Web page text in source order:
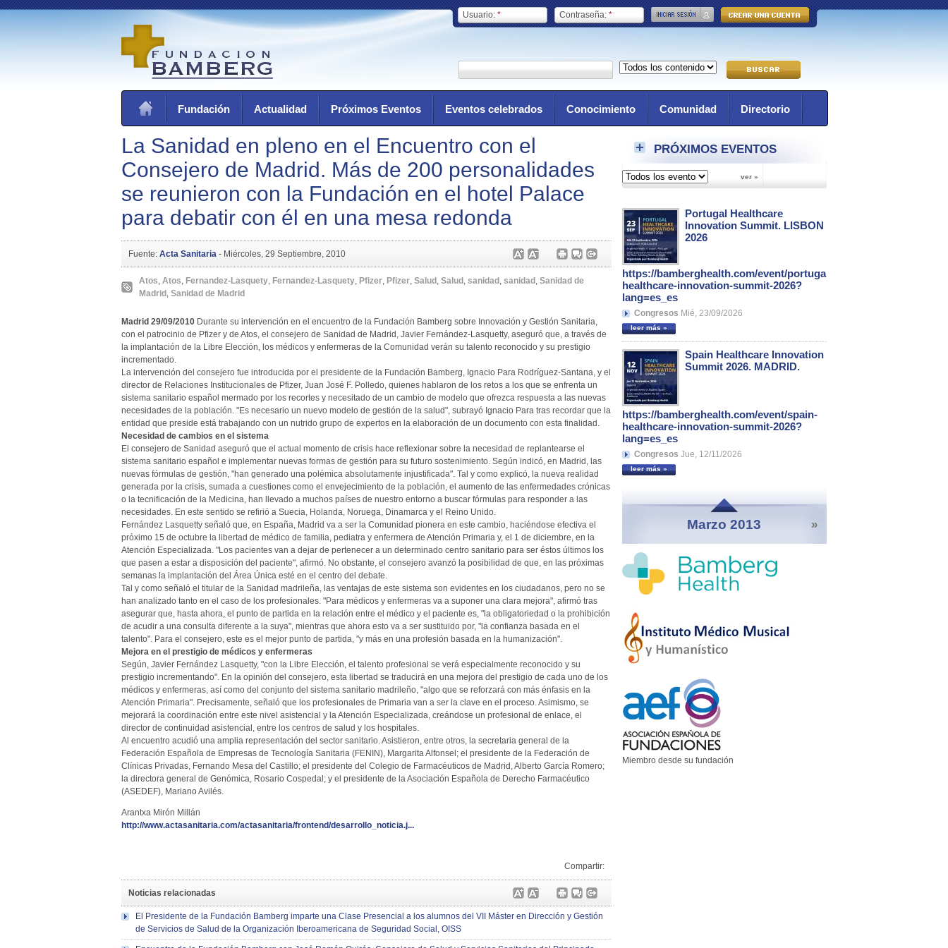
Usuario: * Contraseña: *
Fundación Actualidad Próximos Eventos Eventos celebrados Conocimiento Comunidad Directorio
PRÓXIMOS EVENTOS
Portugal Healthcare
Innovation Summit. LISBON
2026
https://bamberghealth.com/event/portugal-
healthcare-innovation-summit-2026?
lang=es_es
Congresos Mié, 23/09/2026
leer más »
Spain Healthcare Innovation
Summit 2026. MADRID.
https://bamberghealth.com/event/spain-
healthcare-innovation-summit-2026?
lang=es_es
Congresos Jue, 12/11/2026
leer más »
Marzo 2013 »
Miembro desde su fundación
La Sanidad en pleno en el Encuentro con el
Consejero de Madrid. Más de 200 personalidades
se reunieron con la Fundación en el hotel Palace
para debatir con él en una mesa redonda
Fuente: Acta Sanitaria - Miércoles, 29 Septiembre, 2010
Atos, Atos, Fernandez-Lasquety, Fernandez-Lasquety, Pfizer, Pfizer, Salud , Salud , sanidad , sanidad , Sanidad de
Madrid , Sanidad de Madrid
Madrid 29/09/2010 Durante su intervención en el encuentro de la Fundación Bamberg sobre Innovación y Gestión Sanitaria,
con el patrocinio de Pfizer y de Atos, el consejero de Sanidad de Madrid, Javier Fernández-Lasquetty, aseguró que, a través de
la implantación de la Libre Elección, los médicos y enfermeras de la Comunidad verán su talento reconocido y su prestigio
incrementado.
La intervención del consejero fue introducida por el presidente de la Fundación Bamberg, Ignacio Para Rodríguez-Santana, y el
director de Relaciones Institucionales de Pfizer, Juan José F. Polledo, quienes hablaron de los retos a los que se enfrenta un
sistema sanitario español mermado por los recortes y necesitado de un cambio de modelo que ofrezca respuesta a las nuevas
necesidades de la población. "Es necesario un nuevo modelo de gestión de la salud", subrayó Ignacio Para tras recordar que la
entidad que preside está trabajando con un nutrido grupo de expertos en la elaboración de un documento con esta finalidad.
Necesidad de cambios en el sistema
El consejero de Sanidad aseguró que el actual momento de crisis hace reflexionar sobre la necesidad de replantearse el
sistema sanitario español e implementar nuevas formas de gestión para su futuro sostenimiento. Según indicó, en Madrid, las
nuevas fórmulas de gestión, "han generado una polémica absolutamente injustificada". Tal y como explicó, la nueva realidad
generada por la crisis, sumada a cuestiones como el envejecimiento de la población, el aumento de las enfermedades crónicas
o la tecnificación de la Medicina, han llevado a muchos países de nuestro entorno a buscar fórmulas para responder a las
necesidades. En este sentido se refirió a Suecia, Holanda, Noruega, Dinamarca y el Reino Unido.
Fernández Lasquetty señaló que, en España, Madrid va a ser la Comunidad pionera en este cambio, haciéndose efectiva el
próximo 15 de octubre la libertad de médico de familia, pediatra y enfermera de Atención Primaria y, el 1 de diciembre, en la
Atención Especializada. "Los pacientes van a dejar de pertenecer a un determinado centro sanitario para ser éstos últimos los
que pasen a estar a disposición del paciente", afirmó. No obstante, el consejero avanzó la posibilidad de que, en las próximas
semanas la implantación del Área Única esté en el centro del debate.
Tal y como señaló el titular de la Sanidad madrileña, las ventajas de este sistema son evidentes en los ciudadanos, pero no se
han analizado tanto en el caso de los profesionales. "Para médicos y enfermeras va a suponer una clara mejora", afirmó tras
asegurar que, hasta ahora, el punto de partida en la relación entre el médico y el paciente es, "la obligatoriedad o la prohibición
de acudir a una consulta diferente a la suya", mientras que ahora esto va a ser sustituido por, "la confianza basada en el
talento". Para el consejero, este es el mejor punto de partida, "y más en una profesión basada en la humanización".
Mejora en el prestigio de médicos y enfermeras
Según, Javier Fernández Lasquetty, "con la Libre Elección, el talento profesional se verá especialmente reconocido y su
prestigio incrementando". En la opinión del consejero, esta libertad se traducirá en una mejora del prestigio de cada uno de los
médicos y enfermeras, así como del conjunto del sistema sanitario madrileño, "algo que se reforzará con más énfasis en la
Atención Primaria". Precisamente, señaló que los profesionales de Primaria van a ser la clave en el proceso. Asimismo, se
mejorará la coordinación entre este nivel asistencial y la Atención Especializada, creándose un profesional de enlace, el
director de continuidad asistencial, entre los centros de salud y los hospitales.
Al encuentro acudió una amplia representación del sector sanitario. Asistieron, entre otros, la secretaria general de la
Federación Española de Empresas de Tecnología Sanitaria (FENIN), Margarita Alfonsel; el presidente de la Federación de
Clínicas Privadas, Fernando Mesa del Castillo; el presidente del Colegio de Farmacéuticos de Madrid, Alberto García Romero;
la directora general de Genómica, Rosario Cospedal; y el presidente de la Asociación Española de Derecho Farmacéutico
(ASEDEF), Mariano Avilés.
Arantxa Mirón Millán
http://www.actasanitaria.com/actasanitaria/frontend/desarrollo_noticia.j...
Compartir:
Noticias relacionadas
El Presidente de la Fundación Bamberg imparte una Clase Presencial a los alumnos del VII Máster en Dirección y Gestión
de Servicios de Salud de la Organización Iberoamericana de Seguridad Social, OISS